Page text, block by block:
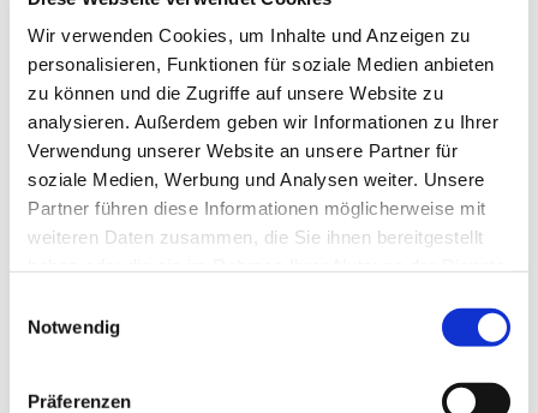
Wir verwenden Cookies, um Inhalte und Anzeigen zu
personalisieren, Funktionen für soziale Medien anbieten
zu können und die Zugriffe auf unsere Website zu
analysieren. Außerdem geben wir Informationen zu Ihrer
Verwendung unserer Website an unsere Partner für
soziale Medien, Werbung und Analysen weiter. Unsere
Partner führen diese Informationen möglicherweise mit
weiteren Daten zusammen, die Sie ihnen bereitgestellt
Notwendig
Präferenzen